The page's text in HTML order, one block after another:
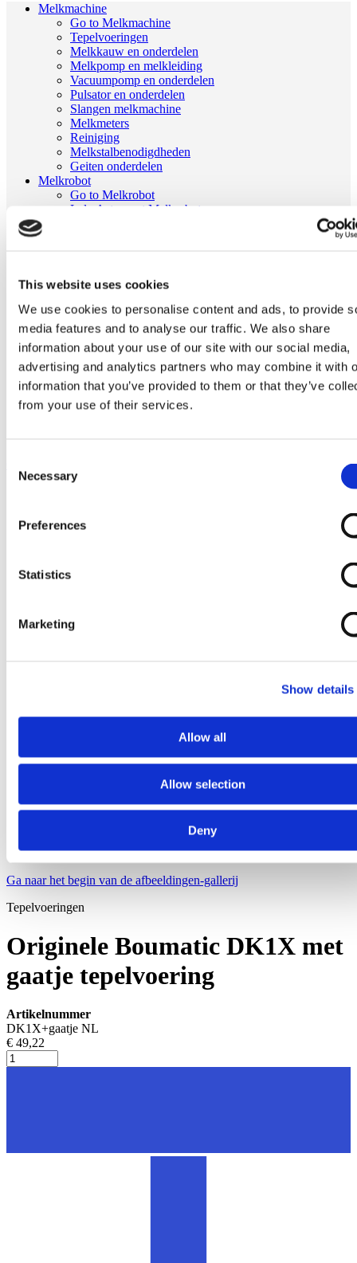
This website uses cookies
We use cookies to personalise content and ads, to provide
media features and to analyse our traffic. We also share
information about your use of our site with our social media,
advertising and analytics partners who may combine it with
information that you’ve provided to them or that they’ve
from your use of their services.
Selection
Necessary
Preferences
Statistics
Marketing
Show details
Allow all
Allow selection
Deny
Melkmachine
Go to Melkmachine
Tepelvoeringen
Melkkauw en onderdelen
Melkpomp en melkleiding
Vacuumpomp en onderdelen
Pulsator en onderdelen
Slangen melkmachine
Melkmeters
Reiniging
Melkstalbenodigdheden
Geiten onderdelen
Melkrobot
Go to Melkrobot
Lely Astronaut Melkrobot
Stal benodigdheden
Koeborstel
Ambic onderdelen
stalartikelen
Skelex
Home
Melkmachine
Ga naar het begin van de afbeeldingen-gallerij
Tepelvoeringen
Originele Boumatic DK1X met
gaatje tepelvoering
Artikelnummer
DK1X+gaatje NL
€ 49,22